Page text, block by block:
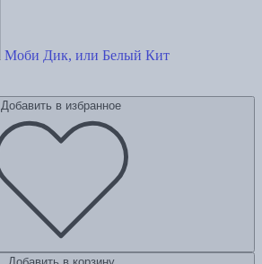
Моби Дик, или Белый Кит
Добавить в избранное